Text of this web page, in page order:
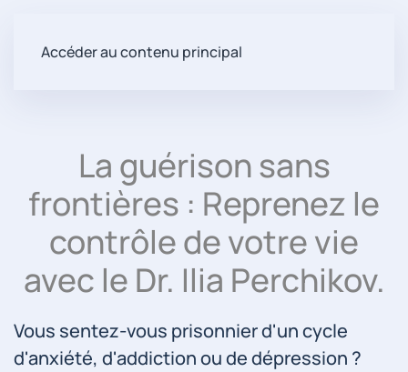
Accéder au contenu principal
La guérison sans
frontières : Reprenez le
contrôle de votre vie
avec le Dr. Ilia Perchikov.
Vous sentez-vous prisonnier d'un cycle
d'anxiété, d'addiction ou de dépression ?